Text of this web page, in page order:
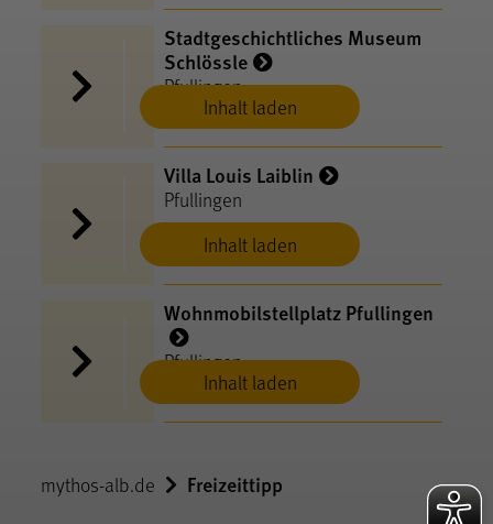
Inhalt laden
Stadtgeschichtliches Museum
Schlössle
Pfullingen
Inhalt laden
Villa Louis Laiblin
Pfullingen
Inhalt laden
Wohnmobilstellplatz Pfullingen
Pfullingen
mythos-alb.de Freizeittipp